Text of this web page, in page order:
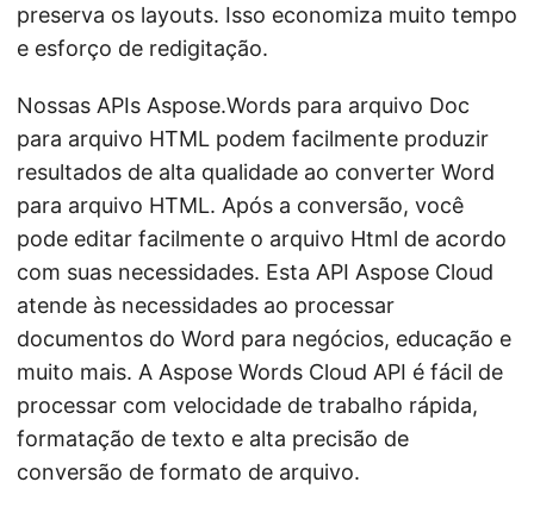
preserva os layouts. Isso economiza muito tempo
e esforço de redigitação.
Nossas APIs Aspose.Words para arquivo Doc
para arquivo HTML podem facilmente produzir
resultados de alta qualidade ao converter Word
para arquivo HTML. Após a conversão, você
pode editar facilmente o arquivo Html de acordo
com suas necessidades. Esta API Aspose Cloud
atende às necessidades ao processar
documentos do Word para negócios, educação e
muito mais. A Aspose Words Cloud API é fácil de
processar com velocidade de trabalho rápida,
formatação de texto e alta precisão de
conversão de formato de arquivo.